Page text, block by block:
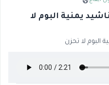
يمنية البوم لا
البوم لا تحزن